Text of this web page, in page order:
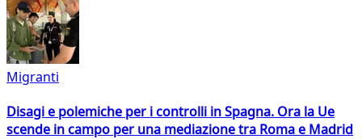
Migranti
Disagi e polemiche per i controlli in Spagna. Ora la Ue
scende in campo per una mediazione tra Roma e Madrid